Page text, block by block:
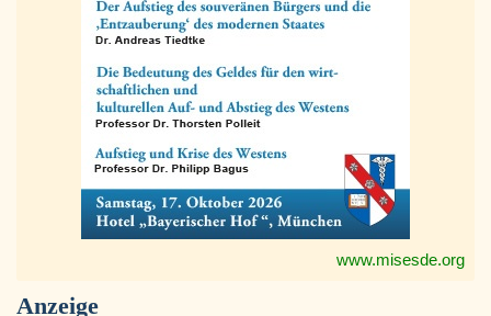
www.misesde.org
Anzeige